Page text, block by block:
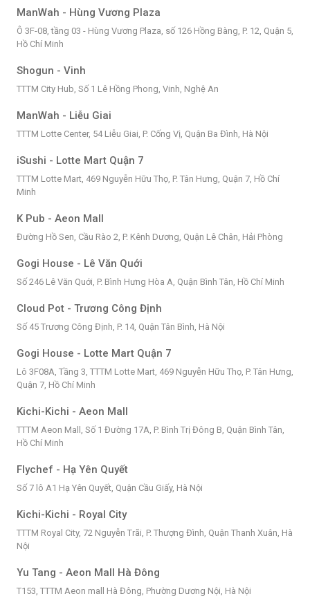
ManWah - Hùng Vương Plaza
Ô 3F-08, tầng 03 - Hùng Vương Plaza, số 126 Hồng Bàng, P. 12, Quận 5,
Hồ Chí Minh
Shogun - Vinh
TTTM City Hub, Số 1 Lê Hồng Phong, Vinh, Nghệ An
ManWah - Liễu Giai
TTTM Lotte Center, 54 Liễu Giai, P. Cống Vị, Quận Ba Đình, Hà Nội
iSushi - Lotte Mart Quận 7
TTTM Lotte Mart, 469 Nguyễn Hữu Thọ, P. Tân Hưng, Quận 7, Hồ Chí
Minh
K Pub - Aeon Mall
Đường Hồ Sen, Cầu Rào 2, P. Kênh Dương, Quận Lê Chân, Hải Phòng
Gogi House - Lê Văn Quới
Số 246 Lê Văn Quới, P. Bình Hưng Hòa A, Quận Bình Tân, Hồ Chí Minh
Cloud Pot - Trương Công Định
Số 45 Trương Công Định, P. 14, Quận Tân Bình, Hà Nội
Gogi House - Lotte Mart Quận 7
Lô 3F08A, Tầng 3, TTTM Lotte Mart, 469 Nguyễn Hữu Thọ, P. Tân Hưng,
Quận 7, Hồ Chí Minh
Kichi-Kichi - Aeon Mall
TTTM Aeon Mall, Số 1 Đường 17A, P. Bình Trị Đông B, Quận Bình Tân,
Hồ Chí Minh
Flychef - Hạ Yên Quyết
Số 7 lô A1 Hạ Yên Quyết, Quận Cầu Giấy, Hà Nội
Kichi-Kichi - Royal City
TTTM Royal City, 72 Nguyễn Trãi, P. Thượng Đình, Quận Thanh Xuân, Hà
Nội
Yu Tang - Aeon Mall Hà Đông
T153, TTTM Aeon mall Hà Đông, Phường Dương Nội, Hà Nội